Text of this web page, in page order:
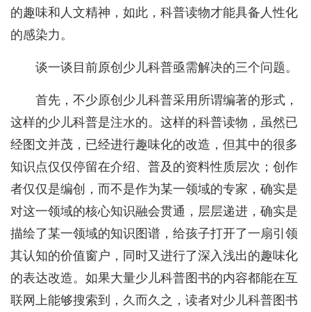
的趣味和人文精神，如此，科普读物才能具备人性化
的感染力。
谈一谈目前原创少儿科普亟需解决的三个问题。
首先，不少原创少儿科普采用所谓编著的形式，
这样的少儿科普是注水的。这样的科普读物，虽然已
经图文并茂，已经进行趣味化的改造，但其中的很多
知识点仅仅停留在介绍、普及的资料性质层次；创作
者仅仅是编创，而不是作为某一领域的专家，确实是
对这一领域的核心知识融会贯通，层层递进，确实是
描绘了某一领域的知识图谱，给孩子打开了一扇引领
其认知的价值窗户，同时又进行了深入浅出的趣味化
的表达改造。如果大量少儿科普图书的内容都能在互
联网上能够搜索到，久而久之，读者对少儿科普图书